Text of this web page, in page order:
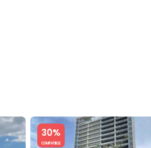
30%
COMPATIBLE
Slide 1 of 5